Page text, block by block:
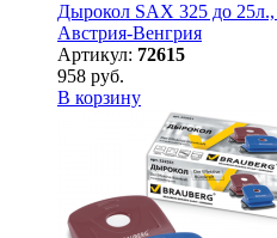
Дырокол SAX 325 до
Австрия-Венгрия
Артикул: 72615
958 руб.
В корзину